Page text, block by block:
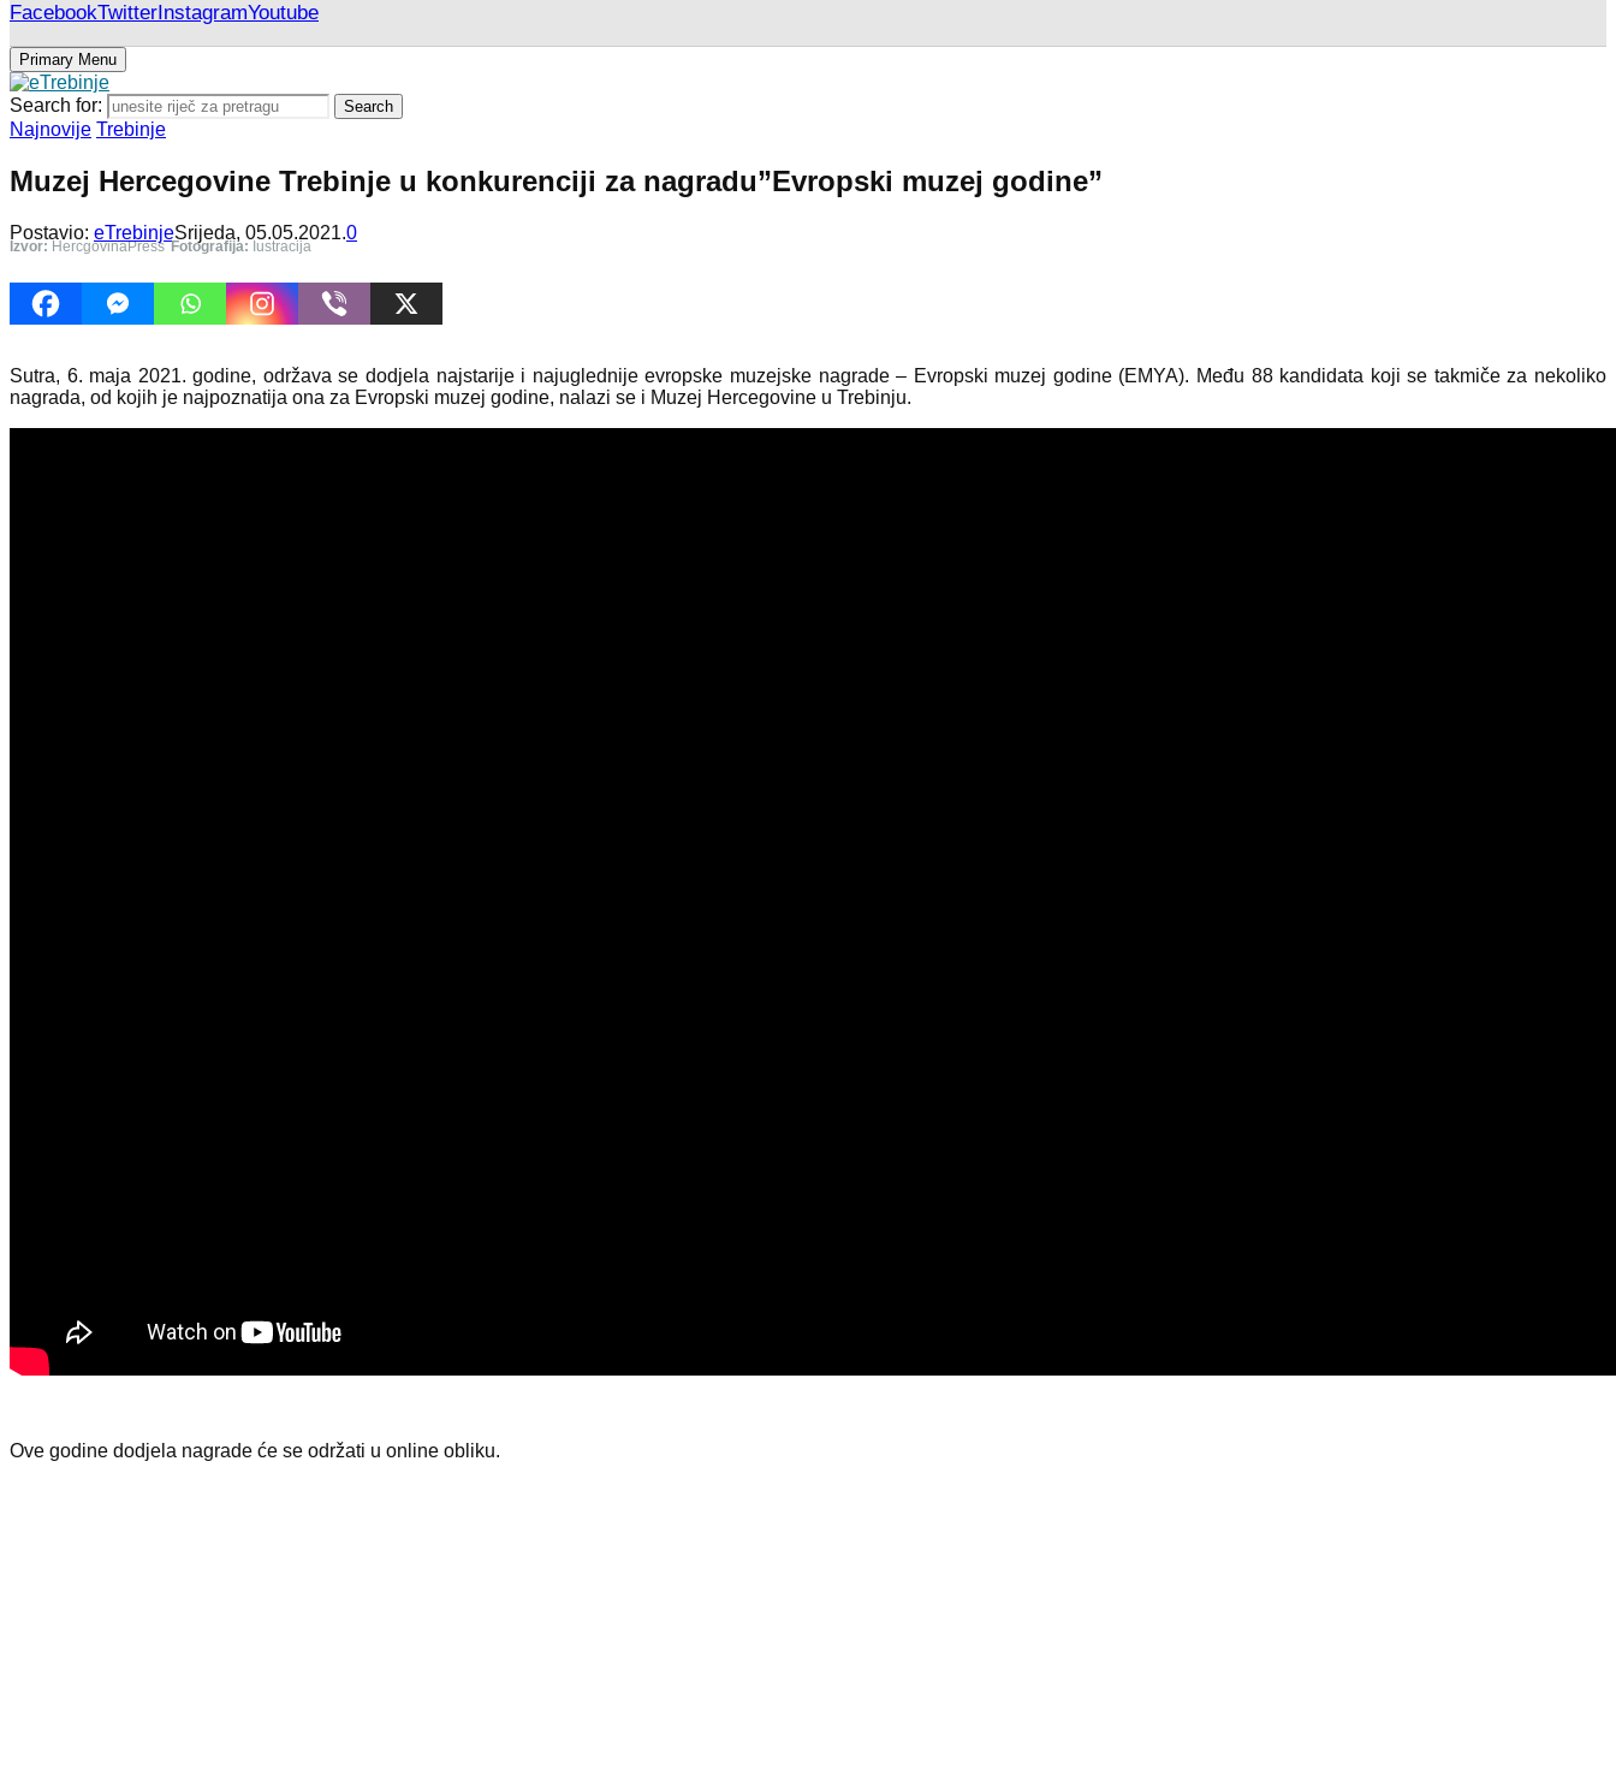
FacebookTwitterInstagramYoutube
Primary Menu
Search for: Search
Najnovije Trebinje
Muzej Hercegovine Trebinje u konkurenciji za nagradu”Evropski muzej godine”
Postavio: eTrebinjeSrijeda, 05.05.2021.0
Izvor: HercgovinaPress Fotografija: Iustracija
Sutra, 6. maja 2021. godine, održava se dodjela najstarije i najuglednije evropske muzejske nagrade – Evropski muzej godine (EMYA). Među 88 kandidata koji se takmiče za nekoliko
nagrada, od kojih je najpoznatija ona za Evropski muzej godine, nalazi se i Muzej Hercegovine u Trebinju.
Ove godine dodjela nagrade će se održati u online obliku.